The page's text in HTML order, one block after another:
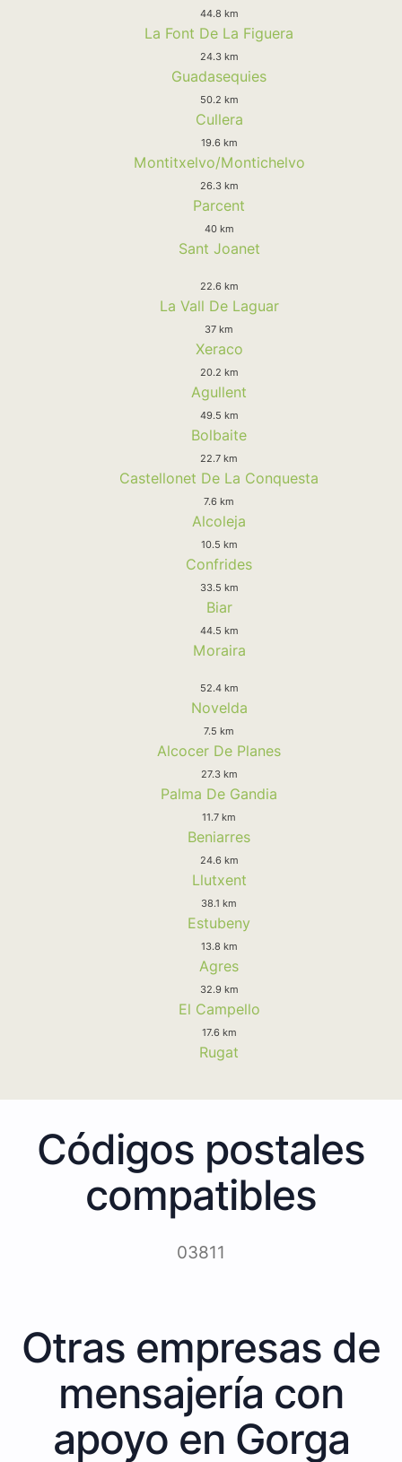
44.8 km
La Font De La Figuera
24.3 km
Guadasequies
50.2 km
Cullera
19.6 km
Montitxelvo/Montichelvo
26.3 km
Parcent
40 km
Sant Joanet
22.6 km
La Vall De Laguar
37 km
Xeraco
20.2 km
Agullent
49.5 km
Bolbaite
22.7 km
Castellonet De La Conquesta
7.6 km
Alcoleja
10.5 km
Confrides
33.5 km
Biar
44.5 km
Moraira
52.4 km
Novelda
7.5 km
Alcocer De Planes
27.3 km
Palma De Gandia
11.7 km
Beniarres
24.6 km
Llutxent
38.1 km
Estubeny
13.8 km
Agres
32.9 km
El Campello
17.6 km
Rugat
Códigos postales
compatibles
03811
Otras empresas de
mensajería con
apoyo en Gorga